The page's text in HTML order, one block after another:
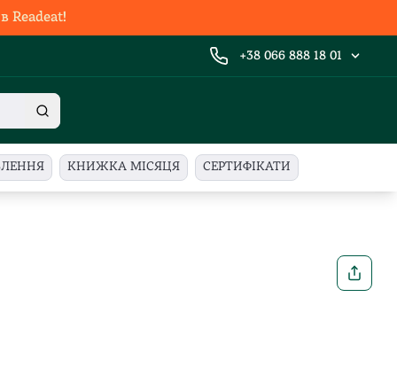
Readeat!
+38 066 888 18 01
КНИЖКА МІСЯЦЯ СЕРТИФІКАТИ